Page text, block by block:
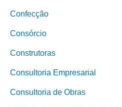
Confecção
Consórcio
Construtoras
Consultoria Empresarial
Consultoria de Obras